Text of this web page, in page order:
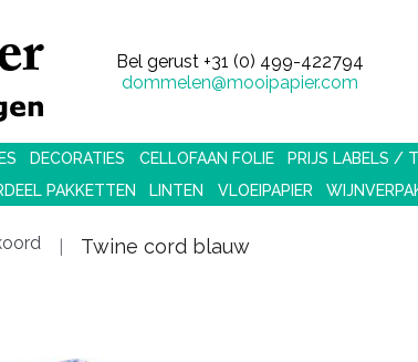
Bel gerust +31 (0) 499-422794
dommelen@mooipapier.com
DECORATIES CELLOFAAN FOLIE PRIJS LABELS /
PAKKETTEN LINTEN VLOEIPAPIER
Twine cord blauw